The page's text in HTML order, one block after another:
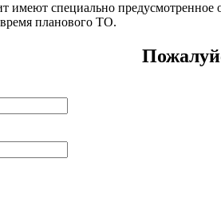
специально предусмотренное
планового ТО.